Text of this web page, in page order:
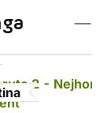
2 - Nejhorší